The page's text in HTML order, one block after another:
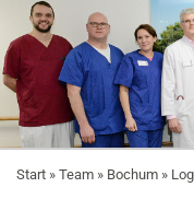
Start » Team » Bochum »